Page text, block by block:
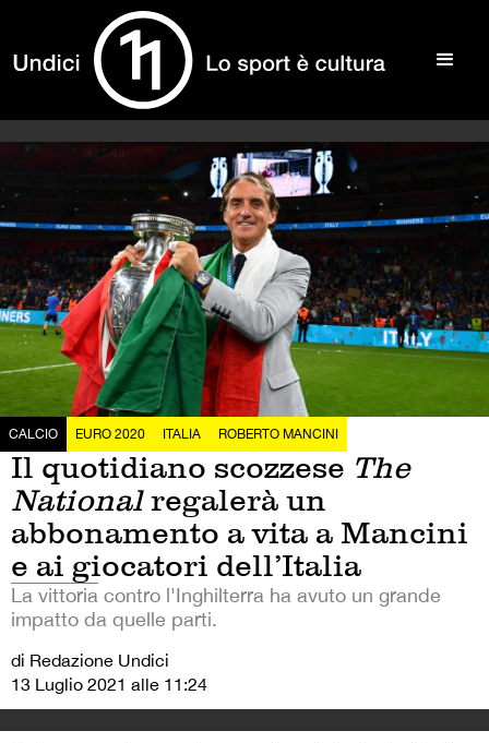
CALCIO EURO 2020 ITALIA ROBERTO MANCINI
Il quotidiano scozzese The
Nationalregalerà un
abbonamento a vita a Mancini
e ai giocatori dell’Italia
La vittoria contro l'Inghilterra ha avuto un grande
impatto da quelle parti.
di Redazione Undici
13 Luglio 2021 alle 11:24